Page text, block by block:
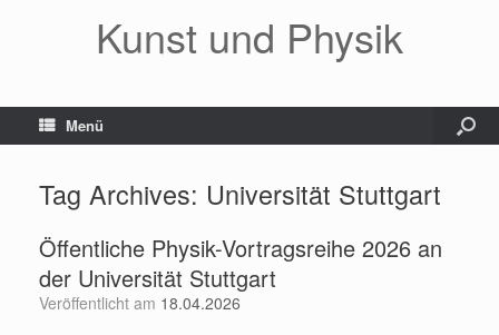
Kunst und Physik
Menü
Tag Archives: Universität Stuttgart
Öffentliche Physik-Vortragsreihe 2026 an
der Universität Stuttgart
Veröffentlicht am 18.04.2026